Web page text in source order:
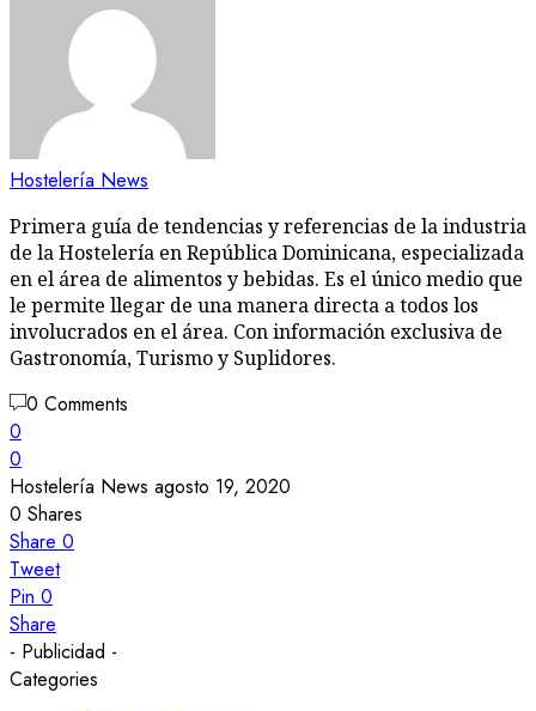
Hostelería News
Primera guía de tendencias y referencias de la industria
de la Hostelería en República Dominicana, especializada
en el área de alimentos y bebidas. Es el único medio que
le permite llegar de una manera directa a todos los
involucrados en el área. Con información exclusiva de
Gastronomía, Turismo y Suplidores.
0 Comments
0
0
Hostelería News agosto 19, 2020
0 Shares
Share 0
Tweet
Pin 0
Share
- Publicidad -
Categories